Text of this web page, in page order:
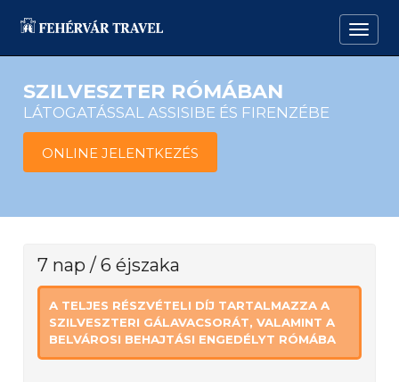
SZILVESZTER RÓMÁBAN
LÁTOGATÁSSAL ASSISIBE ÉS FIRENZÉBE
ONLINE JELENTKEZÉS
7 nap / 6 éjszaka
A TELJES RÉSZVÉTELI DÍJ TARTALMAZZA A
SZILVESZTERI GÁLAVACSORÁT, VALAMINT A
BELVÁROSI BEHAJTÁSI ENGEDÉLYT RÓMÁBA